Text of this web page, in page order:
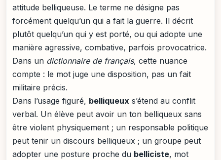
attitude belliqueuse. Le terme ne désigne pas
forcément quelqu’un qui a fait la guerre. Il décrit
plutôt quelqu’un qui y est porté, ou qui adopte une
manière agressive, combative, parfois provocatrice.
Dans un dictionnaire de français, cette nuance
compte : le mot juge une disposition, pas un fait
militaire précis.
Dans l’usage figuré, belliqueux s’étend au conflit
verbal. Un élève peut avoir un ton belliqueux sans
être violent physiquement ; un responsable politique
peut tenir un discours belliqueux ; un groupe peut
adopter une posture proche du belliciste, mot